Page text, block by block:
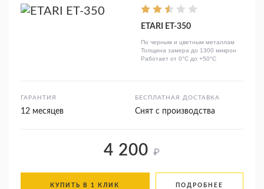
ETARI ET-350
По черным и цветным металлам
Толщина замера до 1300 микрон
Работает от 0°C до +50°C
ГАРАНТИЯ
12 месяцев
БЕСПЛАТНАЯ ДОСТАВКА
Снят с производства
4 200 ₽
КУПИТЬ В 1 КЛИК ПОДРОБНЕЕ